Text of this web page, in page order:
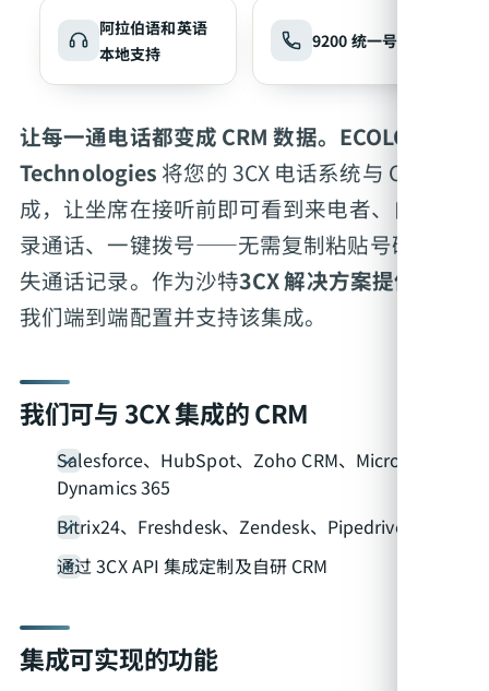
阿拉伯语和英语
本地支持
9200 统一号码
让每一通电话都变成 CRM 数据。 ECOLOR
Technologies 将您的 3CX 电话系统与 CRM 集
成，让坐席在接听前即可看到来电者、自动记
录通话、一键拨号——无需复制粘贴号码或丢
失通话记录。作为沙特3CX 解决方案提供商
我们端到端配置并支持该集成。
我们可与 3CX 集成的 CRM
Salesforce、HubSpot、Zoho CRM、Microsoft
Dynamics 365
Bitrix24、Freshdesk、Zendesk、Pipedrive
通过 3CX API 集成定制及自研 CRM
集成可实现的功能